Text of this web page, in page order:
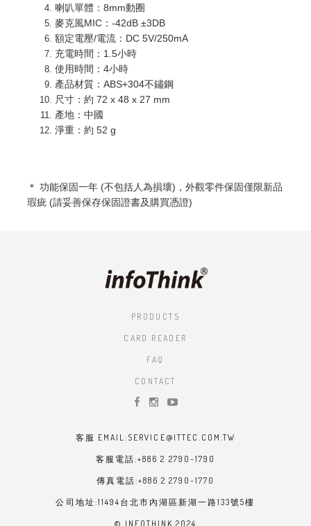
喇叭單體：8mm動圈
麥克風MIC：-42dB ±3DB
額定電壓/電流：DC 5V/250mA
充電時間：1.5小時
使用時間：4小時
產品材質：ABS+304不鏽鋼
尺寸：約 72 x 48 x 27 mm
產地：中國
淨重：約 52 g
＊ 功能保固一年 (不包括人為損壞)，外觀零件保固僅限新品
瑕疵 (請妥善保存保固證書及購買憑證)
PRODUCTS
CARD READER
FAQ
CONTACT
客服 EMAIL:SERVICE@ITTEC.COM.TW
客服電話:+886 2 2790-1790
傳真電話:+886 2 2790-1770
公司地址:11494台北市內湖區新湖一路133號5樓
© INFOTHINK 2024